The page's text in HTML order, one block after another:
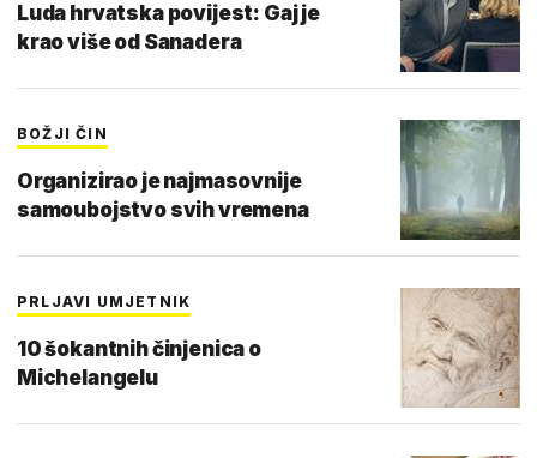
Luda hrvatska povijest: Gaj je
krao više od Sanadera
BOŽJI ČIN
Organizirao je najmasovnije
samoubojstvo svih vremena
PRLJAVI UMJETNIK
10 šokantnih činjenica o
Michelangelu